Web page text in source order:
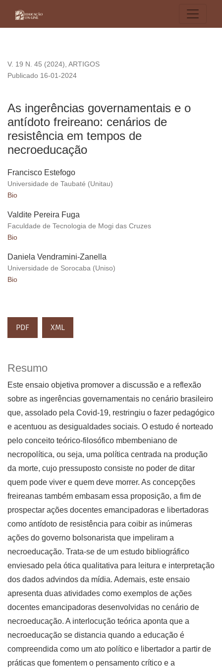
V. 19 N. 45 (2024), ARTIGOS
As ingerências governamentais e o
antídoto freireano: cenários de
resistência em tempos de
necroeducação
Publicado 16-01-2024
Francisco Estefogo
Universidade de Taubaté (Unitau)
Bio
Valdite Pereira Fuga
Faculdade de Tecnologia de Mogi das Cruzes
Bio
Daniela Vendramini-Zanella
Universidade de Sorocaba (Uniso)
Bio
PDF XML
Resumo
Este ensaio objetiva promover a discussão e a reflexão
sobre as ingerências governamentais no cenário brasileiro
que, assolado pela Covid-19, restringiu o fazer pedagógico
e acentuou as desigualdades sociais. O estudo é norteado
pelo conceito teórico-filosófico mbembeniano de
necropolítica, ou seja, uma política centrada na produção
da morte, cujo pressuposto consiste no poder de ditar
quem pode viver e quem deve morrer. As concepções
freireanas também embasam essa proposição, a fim de
prospectar ações docentes emancipadoras e libertadoras
como antídoto de resistência para coibir as inúmeras
ações do governo bolsonarista que impeliram a
necroeducação. Trata-se de um estudo bibliográfico
enviesado pela ótica qualitativa para leitura e interpretação
dos dados advindos da mídia. Ademais, este ensaio
apresenta duas atividades como exemplos de ações
docentes emancipadoras desenvolvidas no cenário de
necroeducação. A interlocução teórica aponta que a
necroeducação se distancia quando a educação é
compreendida como um ato político e libertador a partir de
práticas que fomentem o pensamento crítico e a